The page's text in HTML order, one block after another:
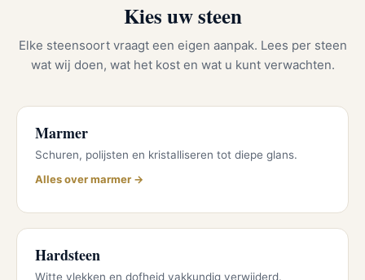
Kies uw steen
Elke steensoort vraagt een eigen aanpak. Lees per steen
wat wij doen, wat het kost en wat u kunt verwachten.
Marmer
Schuren, polijsten en kristalliseren tot diepe glans.
Alles over marmer →
Hardsteen
Witte vlekken en dofheid vakkundig verwijderd.